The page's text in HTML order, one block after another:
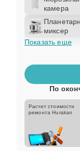
камера
миксер
Показать еще
По
Расчет стоимости
ремонта Hurakan